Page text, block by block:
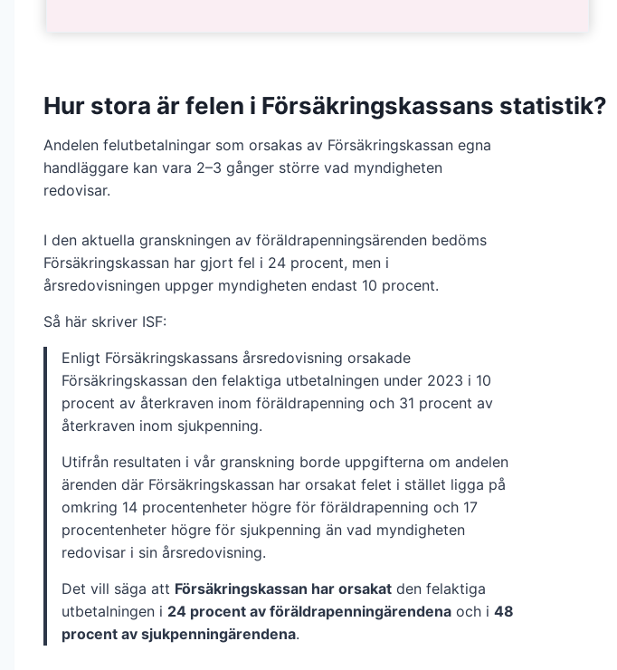
Hur stora är felen i Försäkringskassans statistik?
Andelen felutbetalningar som orsakas av Försäkringskassan egna
handläggare kan vara 2–3 gånger större vad myndigheten
redovisar.
I den aktuella granskningen av föräldrapenningsärenden bedöms
Försäkringskassan har gjort fel i 24 procent, men i
årsredovisningen uppger myndigheten endast 10 procent.
Så här skriver ISF:
Enligt Försäkringskassans årsredovisning orsakade
Försäkringskassan den felaktiga utbetalningen under 2023 i 10
procent av återkraven inom föräldrapenning och 31 procent av
återkraven inom sjukpenning.
Utifrån resultaten i vår granskning borde uppgifterna om andelen
ärenden där Försäkringskassan har orsakat felet i stället ligga på
omkring 14 procentenheter högre för föräldrapenning och 17
procentenheter högre för sjukpenning än vad myndigheten
redovisar i sin årsredovisning.
Det vill säga att Försäkringskassan har orsakat den felaktiga
utbetalningen i 24 procent av föräldrapenningärendena och i 48
procent av sjukpenningärendena.